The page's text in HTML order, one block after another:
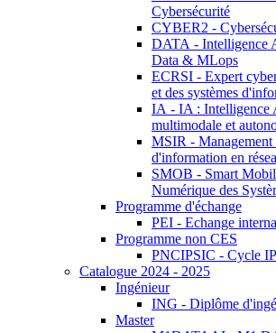
Cybersécurité
CYBER2 -
DATA - Intelligence
Data & MLops
ECRSI - Expert
et des systèmes
IA - IA : Intelligence
multimodale et
MSIR - Management
d'information en
SMOB - Smart
Numérique des
Programme d'échange
PEI - Echange
Programme non CES
PNCIPSIC - Cycle
Catalogue 2024 - 2025
Ingénieur
ING - Diplôme
Master